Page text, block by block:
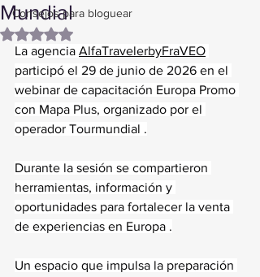
Consejos para bloguear
Mundial
Obtuvo NaN de 5 estrellas.
La agencia AlfaTravelerbyFraVEO
participó el 29 de junio de 2026 en el
webinar de capacitación Europa Promo
con Mapa Plus, organizado por el
operador Tourmundial .
Durante la sesión se compartieron
herramientas, información y
oportunidades para fortalecer la venta
de experiencias en Europa .
Un espacio que impulsa la preparación